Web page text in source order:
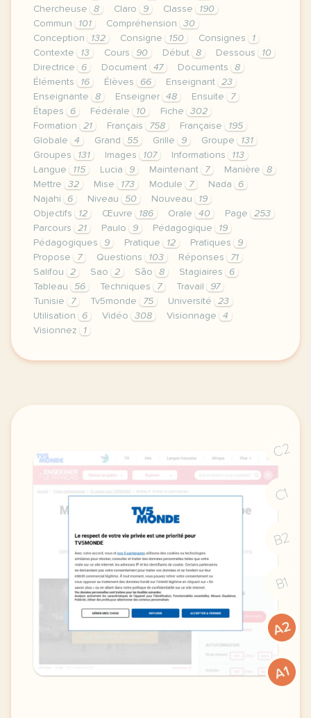
Chercheuse
8 Claro 9 Classe
190
Commun
101 Compréhension
30
Conception
132 Consigne 150 Consignes
1
Contexte
13 Cours 90 Début 8 Dessous
10
Directrice
6 Document 47 Documents
8
Éléments
16 Élèves 66 Enseignant
23
Enseignante
8 Enseigner 48 Ensuite
7
Étapes
6 Fédérale 10 Fiche
302
Formation
21 Français 758 Française
195
Globale
4 Grand 55 Grille 9 Groupe
131
Groupes
131 Images 107 Informations
113
Langue
115 Lucia 9 Maintenant 7 Manière
8
Mettre
32 Mise 173 Module 7 Nada
6
Najahi
6 Niveau 50 Nouveau
19
Objectifs
12 Œuvre 186 Orale 40 Page
253
Parcours
21 Paulo 9 Pédagogique
19
Pédagogiques
9 Pratique 12 Pratiques
9
Propose
7 Questions 103 Réponses
71
Salifou
2 Sao 2 São 8 Stagiaires
6
Tableau
56 Techniques 7 Travail
97
Tunisie
7 Tv5monde 75 Université
23
Utilisation
6 Vidéo 308 Visionnage
4
Visionnez
1
le respect de votre vie privee est une priorite
C2
C1
B2
B1
A2
A1